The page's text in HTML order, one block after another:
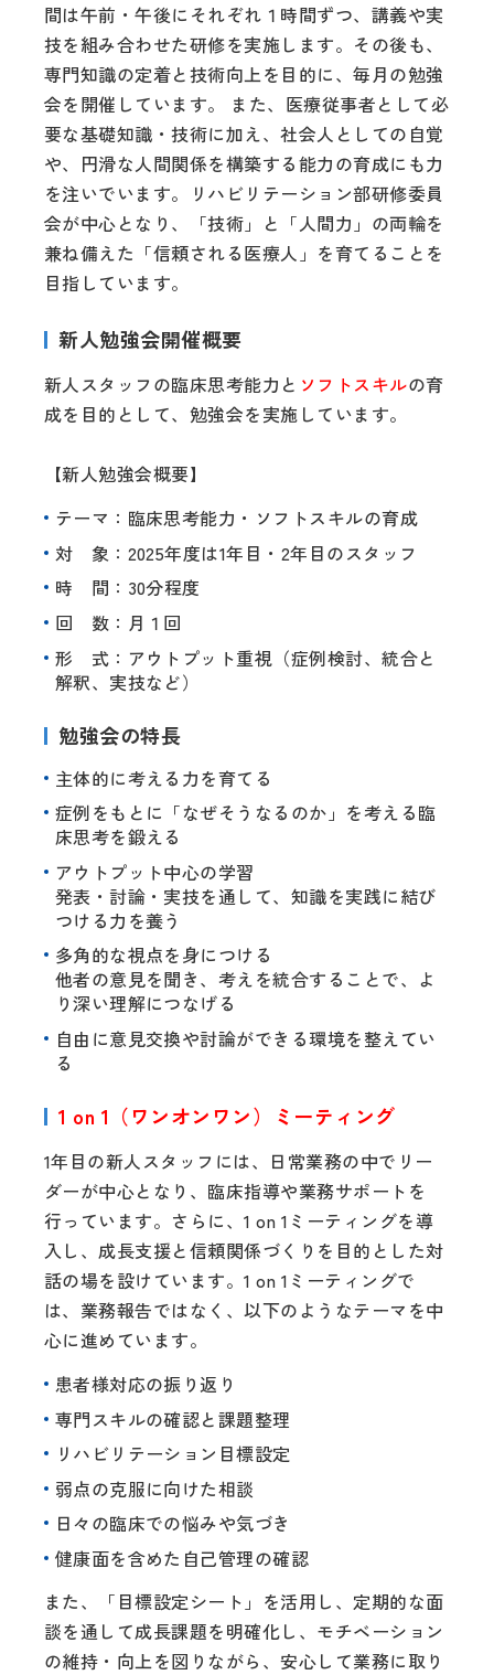
間は午前・午後にそれぞれ１時間ずつ、講義や実
技を組み合わせた研修を実施します。その後も、
専門知識の定着と技術向上を目的に、毎月の勉強
会を開催しています。 また、医療従事者として必
要な基礎知識・技術に加え、社会人としての自覚
や、円滑な人間関係を構築する能力の育成にも力
を注いでいます。リハビリテーション部研修委員
会が中心となり、「技術」と「人間力」の両輪を
兼ね備えた「信頼される医療人」を育てることを
目指しています。
新人勉強会開催概要
新人スタッフの臨床思考能力と ソフトスキルの育
成を目的として、勉強会を実施しています。
【新人勉強会概要】
テーマ：臨床思考能力・ソフトスキルの育成
対 象：2025年度は1年目・2年目のスタッフ
時 間：30分程度
回 数：月１回
形 式：アウトプット重視（症例検討、統合と
解釈、実技など）
勉強会の特長
主体的に考える力を育てる
症例をもとに「なぜそうなるのか」を考える臨
床思考を鍛える
アウトプット中心の学習
発表・討論・実技を通して、知識を実践に結び
つける力を養う
多角的な視点を身につける
他者の意見を聞き、考えを統合することで、よ
り深い理解につなげる
自由に意見交換や討論ができる環境を整えてい
る
1 on 1（ワンオンワン）ミーティング
1年目の新人スタッフには、日常業務の中でリー
ダーが中心となり、臨床指導や業務サポートを
行っています。さらに、1 on 1ミーティングを導
入し、成長支援と信頼関係づくりを目的とした対
話の場を設けています。1 on 1ミーティングで
は、業務報告ではなく、以下のようなテーマを中
心に進めています。
患者様対応の振り返り
専門スキルの確認と課題整理
リハビリテーション目標設定
弱点の克服に向けた相談
日々の臨床での悩みや気づき
健康面を含めた自己管理の確認
また、「目標設定シート」を活用し、定期的な面
談を通して成長課題を明確化し、モチベーション
の維持・向上を図りながら、安心して業務に取り